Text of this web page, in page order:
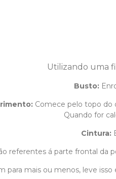
Utilizando uma
Busto:
: Comece pelo topo do
Quando for
Cintura:
referentes á parte frontal da
para mais ou menos, leve